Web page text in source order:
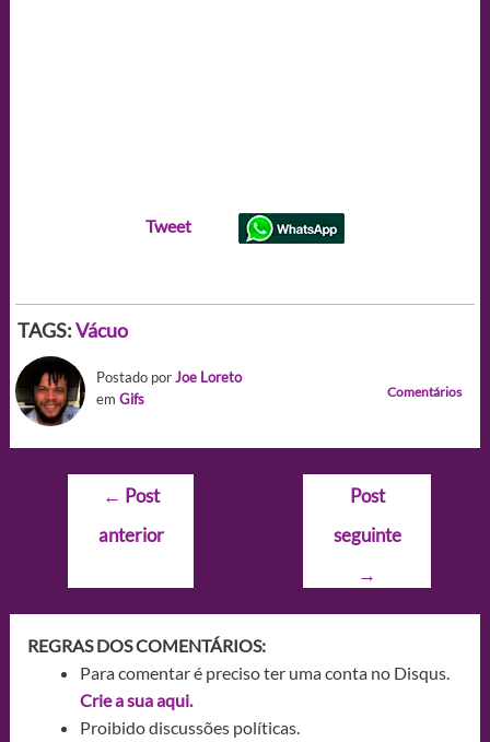
Tweet
TAGS:Vácuo
Postado porJoe Loreto
em Gifs Comentários
Navegação
Post
← Post
anterior
Post
seguinte
→
REGRAS DOS COMENTÁRIOS:
Para comentar é preciso ter uma conta no Disqus.
Crie a sua aqui.
Proibido discussões políticas.